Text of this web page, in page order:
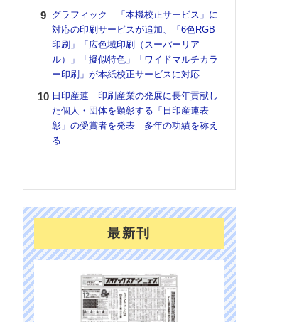
グラフィック 「本機校正サービス」に
対応の印刷サービスが追加、「6色RGB
印刷」「広色域印刷（スーパーリア
ル）」「擬似特色」「ワイドマルチカラ
ー印刷」が本紙校正サービスに対応
日印産連 印刷産業の発展に長年貢献し
た個人・団体を顕彰する「日印産連表
彰」の受賞者を発表 多年の功績を称え
る
最新刊